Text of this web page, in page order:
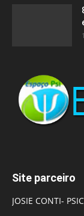
Site parceiro
JOSIE CONTI-